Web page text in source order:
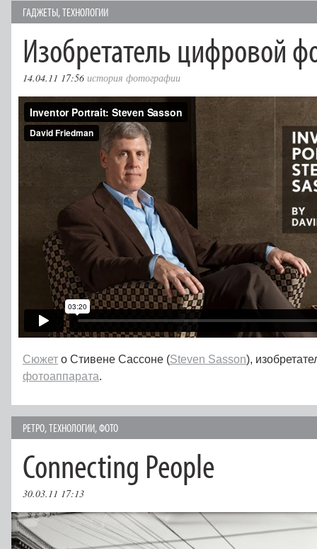
ГAДЖЕТЫ,ТЕХНОЛОГИИ
Изобретатель цифровой
14.04.11 17:56 история фотографии
Сюжет о Стивене Сассоне (Steven Sasson),
фотоаппарата.
РЕТРО,ТЕХНОЛОГИИ,ФОТО
Connecting People
30.03.11 17:13